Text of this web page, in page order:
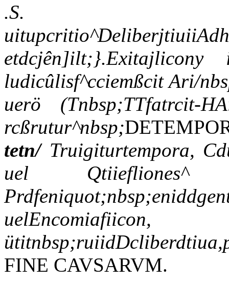
.S.
etdcjên]ilt;}.Exitajlicony
ludicûlisf^cciemßcit Ari/
uerö (Tnbsp;TTfatrcit-
rcßrutur^nbsp;
tetn/ Truigiturtempora,
uel Qtiiefliones^
FINE CAVSARVM.